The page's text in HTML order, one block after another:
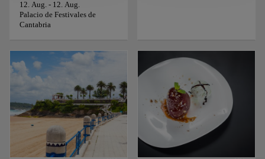
12. Aug. - 12. Aug.
Palacio de Festivales de
Cantabria